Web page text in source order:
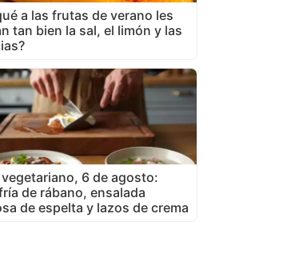
a las frutas de verano les
tan bien la sal, el limón y las
6 de agosto:
de rábano, ensalada
de espelta y lazos de crema